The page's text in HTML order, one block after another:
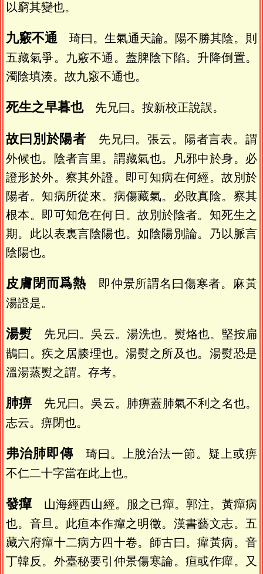
以窮其變也。
九竅不通 琦曰。生氣通天論。陽不勝其陰。則
五藏氣爭。九竅不通。蓋脾陰下陷。升降倒置。
濁陰填湊。故九竅不通也。
死生之早暮也先兄曰。按新校正說誤。
故曰別於陽者 先兄曰。張云。陽者言表。謂
外候也。陰者言里。謂藏氣也。凡邪中於身。必
證形於外。察其外證。即可知病在何經。故別於
陽者。知病所從來。病傷藏氣。必敗真陰。察其
根本。即可知危在何日。故別於陰者。知死生之
期。此以表裏言陰陽也。如陰陽別論。乃以脈言
陰陽也。
皮膚閉而爲熱 即仲景所謂名曰傷寒者。麻黃
湯證是。
湯熨 先兄曰。吳云。湯洗也。熨烙也。堅按扁
鵲曰。疾之居腠理也。湯熨之所及也。湯熨恐是
溫湯蒸熨之謂。存考。
肺痹先兄曰。吳云。肺痹蓋肺氣不利之名也。
志云。痹閉也。
弗治肺即傳琦曰。上脫治法一節。疑上或痹
不仁二十字當在此上也。
發癉 山海經西山經。服之已癉。郭注。黃癉病
也。音旦。此疸本作癉之明徵。漢書藝文志。五
藏六府癉十二病方四十卷。師古曰。癉黃病。音
丁韓反。外臺秘要引仲景傷寒論。疸或作癉。又